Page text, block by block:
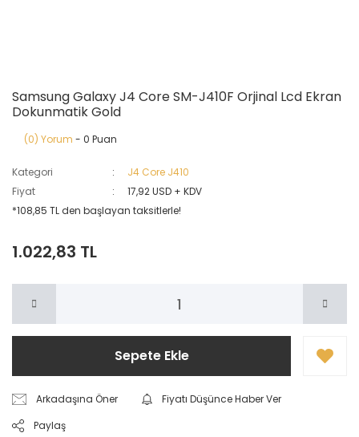
Samsung Galaxy J4 Core SM-J410F Orjinal Lcd Ekran
Dokunmatik Gold
(0) Yorum - 0 Puan
Kategori
J4 Core J410
Fiyat
17,92 USD + KDV
*108,85 TL den başlayan taksitlerle!
1.022,83 TL
Sepete Ekle
Arkadaşına Öner
Fiyatı Düşünce Haber Ver
Paylaş